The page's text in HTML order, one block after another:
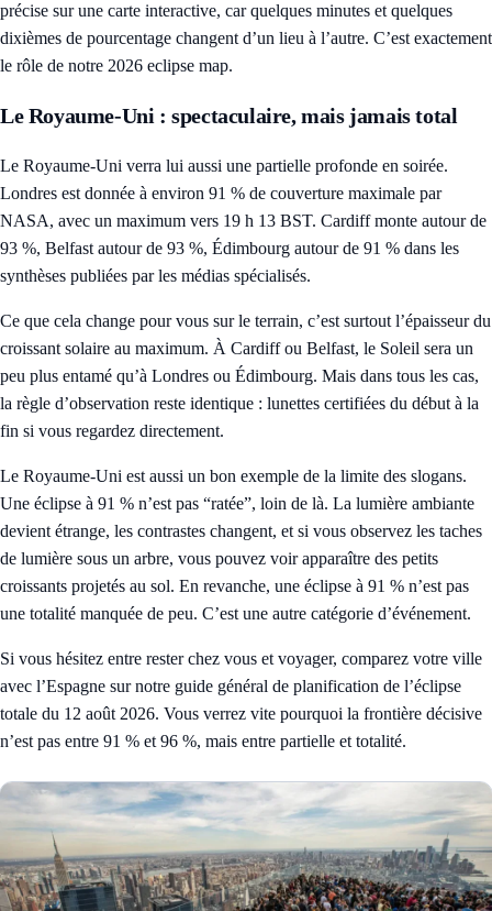
précise sur une carte interactive, car quelques minutes et quelques
dixièmes de pourcentage changent d’un lieu à l’autre. C’est exactement
le rôle de notre 2026 eclipse map.
Le Royaume-Uni : spectaculaire, mais jamais total
Le Royaume-Uni verra lui aussi une partielle profonde en soirée.
Londres est donnée à environ 91 % de couverture maximale par
NASA, avec un maximum vers 19 h 13 BST. Cardiff monte autour de
93 %, Belfast autour de 93 %, Édimbourg autour de 91 % dans les
synthèses publiées par les médias spécialisés.
Ce que cela change pour vous sur le terrain, c’est surtout l’épaisseur du
croissant solaire au maximum. À Cardiff ou Belfast, le Soleil sera un
peu plus entamé qu’à Londres ou Édimbourg. Mais dans tous les cas,
la règle d’observation reste identique : lunettes certifiées du début à la
fin si vous regardez directement.
Le Royaume-Uni est aussi un bon exemple de la limite des slogans.
Une éclipse à 91 % n’est pas “ratée”, loin de là. La lumière ambiante
devient étrange, les contrastes changent, et si vous observez les taches
de lumière sous un arbre, vous pouvez voir apparaître des petits
croissants projetés au sol. En revanche, une éclipse à 91 % n’est pas
une totalité manquée de peu. C’est une autre catégorie d’événement.
Si vous hésitez entre rester chez vous et voyager, comparez votre ville
avec l’Espagne sur notre guide général de planification de l’éclipse
totale du 12 août 2026. Vous verrez vite pourquoi la frontière décisive
n’est pas entre 91 % et 96 %, mais entre partielle et totalité.